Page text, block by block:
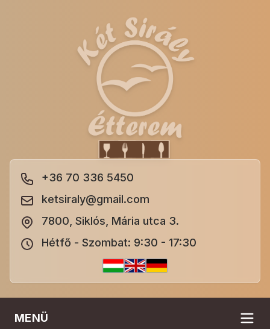
+36 70 336 5450
ketsiraly@gmail.com
7800, Siklós, Mária utca 3.
Hétfő - Szombat: 9:30 - 17:30
MENÜ